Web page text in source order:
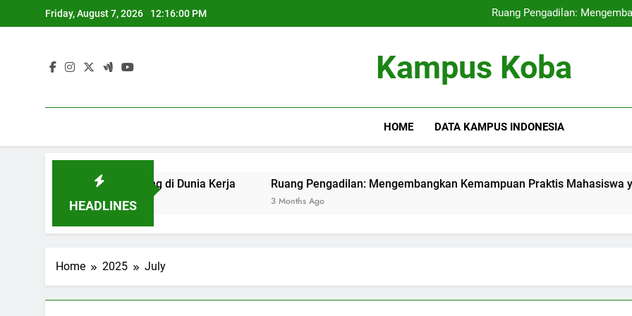
to
Friday, August 7, 2026 12:16:00 PM
Ruang Pengadilan:
Pendidikan Hybrid:
Ruang Pengadilan:
Pendidikan Hybrid:
Kampus Koba
HOME DATA KAMPUS INDONESIA
HEADLINES
yang Berdaya Saing di Dunia Kerja Ruang Pengadilan: Mengembangkan Kemampuan Praktis Mahasiswa yang
3 Months Ago
Home 2025 July